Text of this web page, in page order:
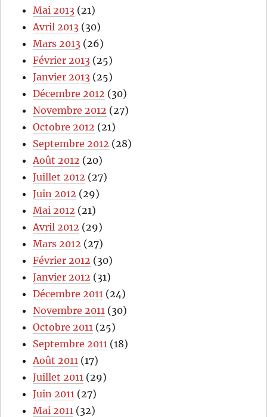
Mai 2013 (21)
Avril 2013 (30)
Mars 2013 (26)
Février 2013 (25)
Janvier 2013 (25)
Décembre 2012 (30)
Novembre 2012 (27)
Octobre 2012 (21)
Septembre 2012 (28)
Août 2012 (20)
Juillet 2012 (27)
Juin 2012 (29)
Mai 2012 (21)
Avril 2012 (29)
Mars 2012 (27)
Février 2012 (30)
Janvier 2012 (31)
Décembre 2011 (24)
Novembre 2011 (30)
Octobre 2011 (25)
Septembre 2011 (18)
Août 2011 (17)
Juillet 2011 (29)
Juin 2011 (27)
Mai 2011 (32)